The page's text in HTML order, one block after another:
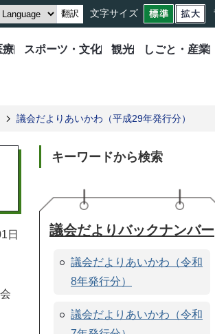
翻訳 文字サイズ
療 スポーツ・文化 観光 しごと・産業
議会だよりあいかわ（平成29年発行分）
日
キーワードから検索
議会だよりバックナンバー
議会だよりあいかわ（令和
8年発行分）
議会だよりあいかわ（令和